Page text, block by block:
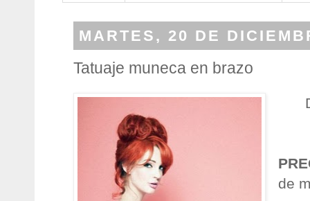
MARTES, 20 DE
Tatuaje muneca en brazo
de